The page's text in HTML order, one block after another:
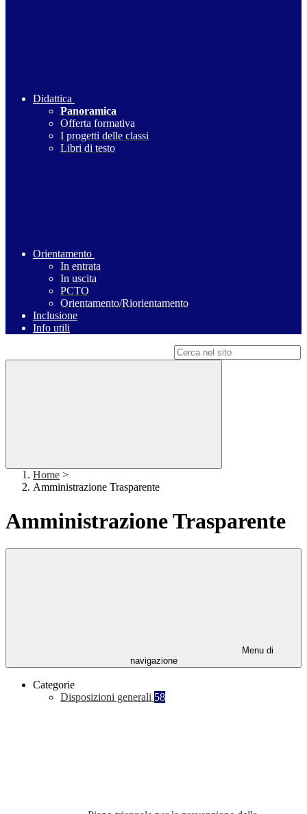
Didattica
Panoramica
Offerta formativa
I progetti delle classi
Libri di testo
Orientamento
In entrata
In uscita
PCTO
Orientamento/Riorientamento
Inclusione
Info utili
Home >
Amministrazione Trasparente
Amministrazione Trasparente
Menu di
navigazione
Categorie
Disposizioni generali 58